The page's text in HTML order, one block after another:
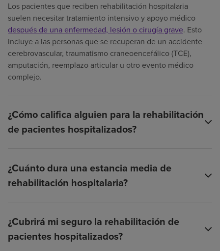
Los pacientes que reciben rehabilitación hospitalaria
suelen necesitar tratamiento intensivo y apoyo médico
después de una enfermedad, lesión o cirugía grave. Esto
incluye a las personas que se recuperan de un accidente
cerebrovascular, traumatismo craneoencefálico (TCE),
amputación, reemplazo articular u otro evento médico
complejo.
¿Cómo califica alguien para la rehabilitación
de pacientes hospitalizados?
¿Cuánto dura una estancia media de
rehabilitación hospitalaria?
¿Cubrirá mi seguro la rehabilitación de
pacientes hospitalizados?